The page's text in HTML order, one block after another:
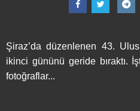
Şiraz’da düzenlenen 43.
ikinci gününü geride bıraktı.
fotoğraflar...